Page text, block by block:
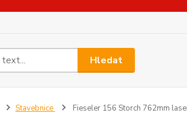
Hledat
Stavebnice Fieseler 156 Storch 762mm